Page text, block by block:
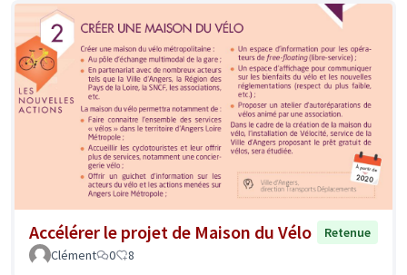
Accélérer le projet de Maison du Vélo
Retenue
Clément
0 8